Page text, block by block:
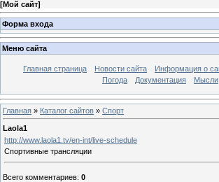
[Мой сайт]
Форма входа
Меню сайта
Главная страница Новости сайта Информация о
Погода
Документация
Главная » Каталог сайтов » Спорт
Laola1
http://www.laola1.tv/en-int/live-schedule
Спортивные трансляции
Всего комментариев: 0